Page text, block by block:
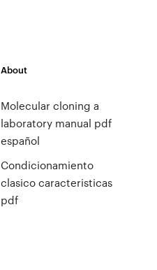
About
Molecular cloning a
laboratory manual pdf
español
Condicionamiento
clasico caracteristicas
pdf